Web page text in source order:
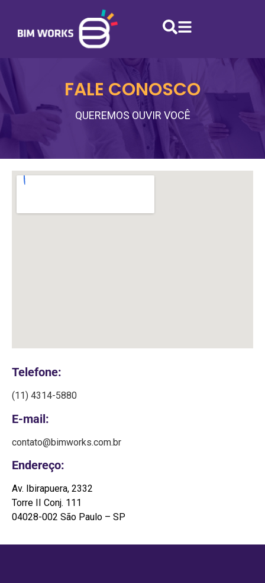
FALE CONOSCO
QUEREMOS OUVIR VOCÊ
Telefone:
(11) 4314-5880
E-mail:
contato@bimworks.com.br
Endereço:
Av. Ibirapuera, 2332
Torre II Conj. 111
04028-002 São Paulo – SP